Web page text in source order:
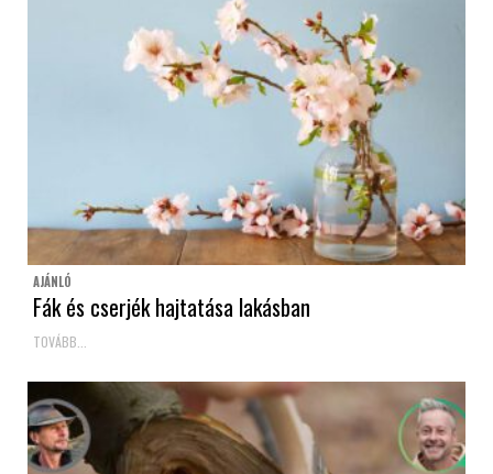
AJÁNLÓ
Fák és cserjék hajtatása lakásban
TOVÁBB...